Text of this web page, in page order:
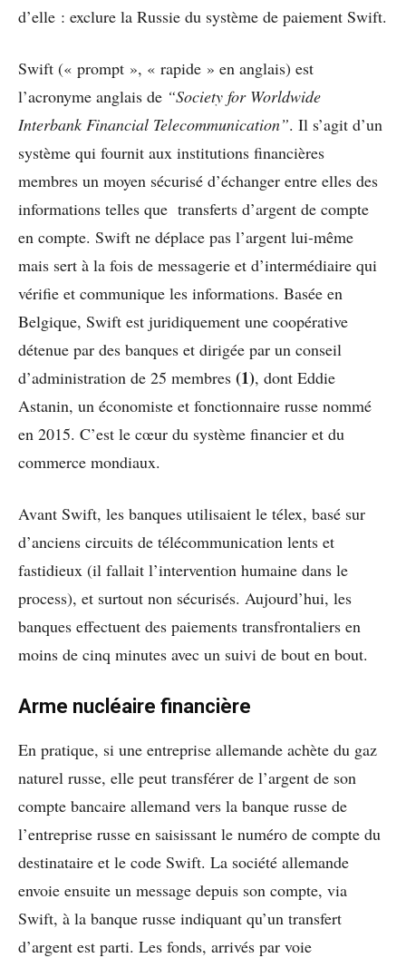
d’elle : exclure la Russie du système de paiement Swift.
Swift (« prompt », « rapide » en anglais) est
l’acronyme anglais de “Society for Worldwide
Interbank Financial Telecommunication”. Il s’agit d’un
système qui fournit aux institutions financières
membres un moyen sécurisé d’échanger entre elles des
informations telles que transferts d’argent de compte
en compte. Swift ne déplace pas l’argent lui-même
mais sert à la fois de messagerie et d’intermédiaire qui
vérifie et communique les informations. Basée en
Belgique, Swift est juridiquement une coopérative
détenue par des banques et dirigée par un conseil
d’administration de 25 membres (1), dont Eddie
Astanin, un économiste et fonctionnaire russe nommé
en 2015. C’est le cœur du système financier et du
commerce mondiaux.
Avant Swift, les banques utilisaient le télex, basé sur
d’anciens circuits de télécommunication lents et
fastidieux (il fallait l’intervention humaine dans le
process), et surtout non sécurisés. Aujourd’hui, les
banques effectuent des paiements transfrontaliers en
moins de cinq minutes avec un suivi de bout en bout.
Arme nucléaire financière
En pratique, si une entreprise allemande achète du gaz
naturel russe, elle peut transférer de l’argent de son
compte bancaire allemand vers la banque russe de
l’entreprise russe en saisissant le numéro de compte du
destinataire et le code Swift. La société allemande
envoie ensuite un message depuis son compte, via
Swift, à la banque russe indiquant qu’un transfert
d’argent est parti. Les fonds, arrivés par voie